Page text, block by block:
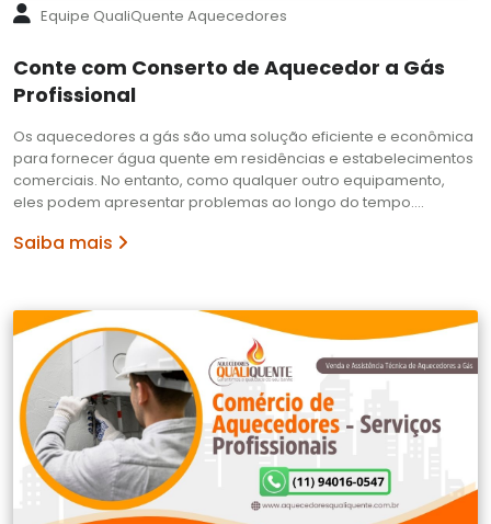
Equipe QualiQuente Aquecedores
Conte com Conserto de Aquecedor a Gás
Profissional
Os aquecedores a gás são uma solução eficiente e econômica
para fornecer água quente em residências e estabelecimentos
comerciais. No entanto, como qualquer outro equipamento,
eles podem apresentar problemas ao longo do tempo.…
Saiba mais